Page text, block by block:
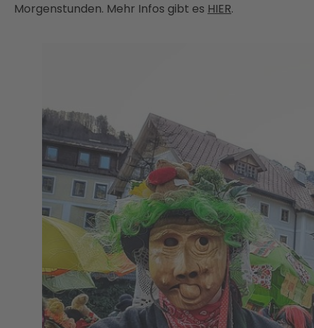
Morgenstunden. Mehr Infos gibt es HIER.